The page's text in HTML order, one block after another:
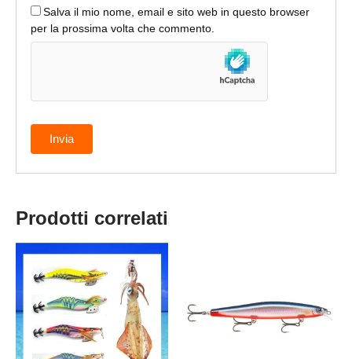
Salva il mio nome, email e sito web in questo browser
per la prossima volta che commento.
Prodotti correlati
ha
varianti.
opzioni
possono